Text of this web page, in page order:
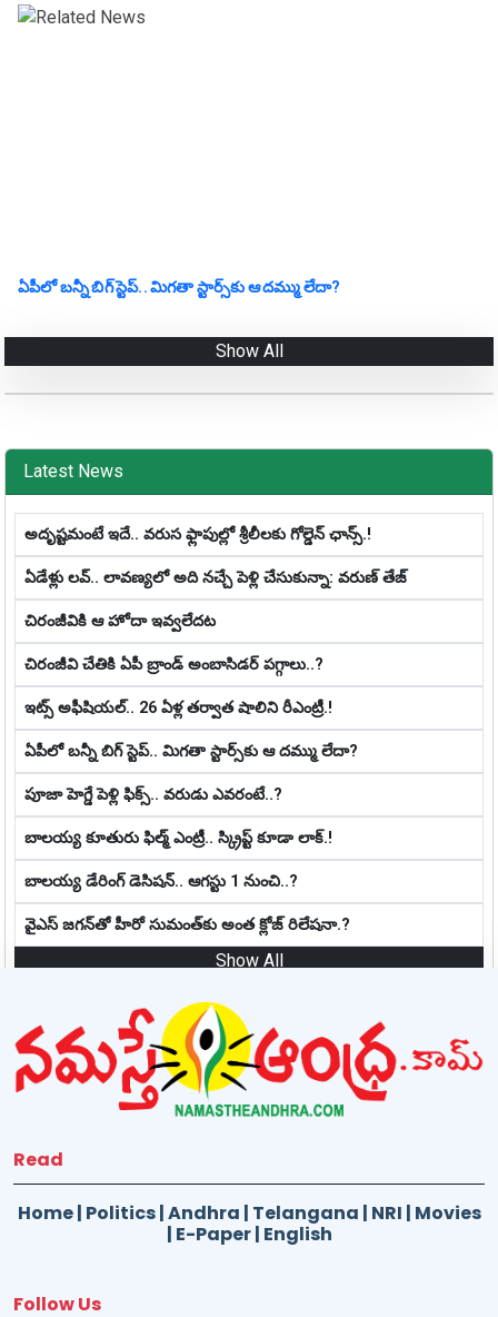
ఏపీలో బ‌న్నీ బిగ్ స్టెప్‌.. మిగ‌తా స్టార్స్‌కు ఆ ద‌మ్ము లేదా?
Show All
Latest News
అదృష్టమంటే ఇదే.. వ‌రుస ఫ్లాపుల్లో శ్రీ‌లీల‌కు గోల్డెన్ ఛాన్స్‌.!
ఏడేళ్లు ల‌వ్‌.. లావ‌ణ్య‌లో అది న‌చ్చే పెళ్లి చేసుకున్నా: వ‌రుణ్ తేజ్‌
చిరంజీవికి ఆ హోదా ఇవ్వలేదట
చిరంజీవి చేతికి ఏపీ బ్రాండ్ అంబాసిడర్ పగ్గాలు..?
ఇట్స్ అఫీషియ‌ల్‌.. 26 ఏళ్ల తర్వాత షాలిని రీఎంట్రీ.!
ఏపీలో బ‌న్నీ బిగ్ స్టెప్‌.. మిగ‌తా స్టార్స్‌కు ఆ ద‌మ్ము లేదా?
పూజా హెగ్డే పెళ్లి ఫిక్స్.. వరుడు ఎవరంటే..?
బాల‌య్య కూతురు ఫిల్మ్ ఎంట్రీ.. స్క్రిప్ట్ కూడా లాక్.!
బాల‌య్య డేరింగ్ డెసిష‌న్‌.. ఆగ‌స్టు 1 నుంచి..?
వైఎస్ జగన్‌తో హీరో సుమంత్‌కు అంత క్లోజ్ రిలేషనా.?
Show All
Read
Home| Politics|Andhra | Telangana | NRI | Movies
| E-Paper| English
Follow Us